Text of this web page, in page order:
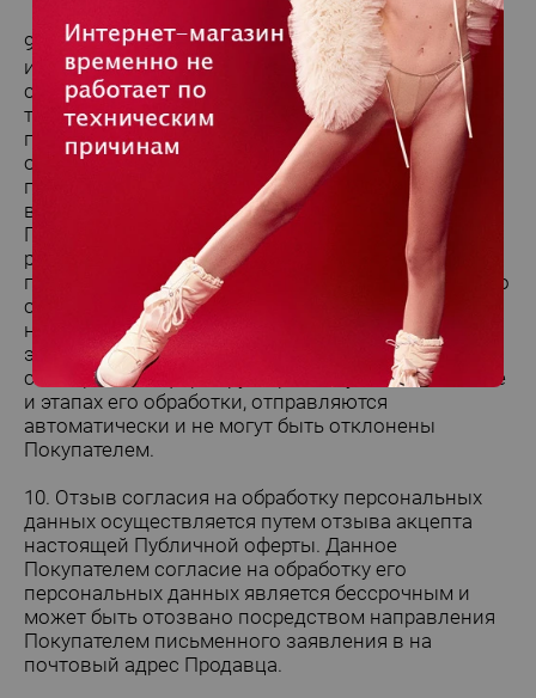
9. Продавец имеет право отправлять
информационные, в том числе рекламные
сообщения, на электронную почту и мобильный
телефон Покупателя с его согласия, выраженного
посредством совершения им действий,
однозначно идентифицирующих этого абонента и
позволяющих достоверно установить его
волеизъявление на получение сообщения.
Покупатель вправе отказаться от получения
рекламной и другой информации без объяснения
причин отказа путем информирования Продавца о
своем отказе по телефону либо посредством
направления соответствующего заявления на
электронный адрес Продавца. Сервисные
сообщения, информирующие Покупателя о заказе
и этапах его обработки, отправляются
автоматически и не могут быть отклонены
Покупателем.
10. Отзыв согласия на обработку персональных
данных осуществляется путем отзыва акцепта
настоящей Публичной оферты. Данное
Покупателем согласие на обработку его
персональных данных является бессрочным и
может быть отозвано посредством направления
Покупателем письменного заявления в на
почтовый адрес Продавца.